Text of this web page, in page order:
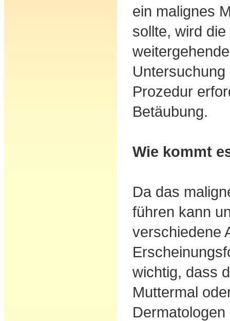
ein malignes
sollte, wird
Prozedur
Betäubung.
Wie kommt
Da das
führen kann
verschiedene
wichtig, dass
Muttermal